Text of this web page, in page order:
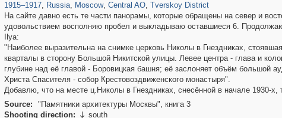
1915–1917, Russia, Moscow, Central AO, Tverskoy District
На сайте давно есть те части панорамы, которые обращены на север и
удовольствием восполняю пробел и выкладываю оставшиеся 6.
Ilya:
"Наиболее выразительна на снимке церковь Николы в Гнездниках,
кварталы в сторону Большой Никитской улицы. Левее центра - глава и
глубине над её главой - Боровицкая башня; её заслоняет объём большой
Христа Спасителя - собор Крестовоздвиженского монастыря".
Добавлю, что на месте ц.Николы в Гнездниках, снесённой в начале 1930-
Source:
"Памятники архитектуры Москвы", книга 3
Shooting direction:  south